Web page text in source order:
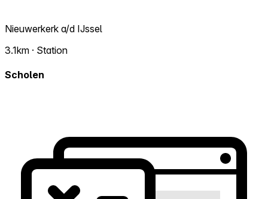
Nieuwerkerk a/d IJssel
3.1km · Station
Scholen